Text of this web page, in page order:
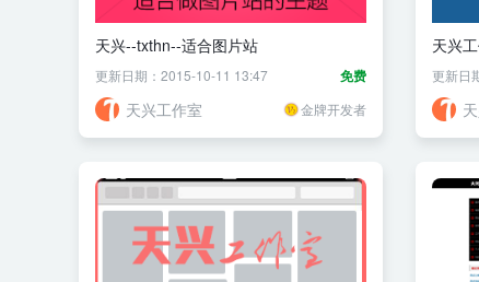
天兴--txthn--适合图片站
免费
更新日期：2015-10-11 13:47
天兴工作室 金牌开发者
天兴
更新日